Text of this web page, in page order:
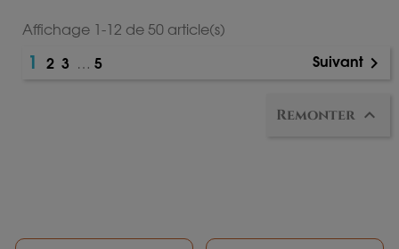
Affichage 1-12 de 50 article(s)
1 2 3 … 5 Suivant 
Remonter 